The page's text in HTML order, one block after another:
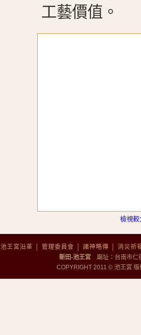
工藝價值。
檢視較
池王宮沿革 管理委員會 諸神略傳
消災祈
新田-池王宮 廟址：台南市仁
COPYRIGHT 2011 © 池王宮